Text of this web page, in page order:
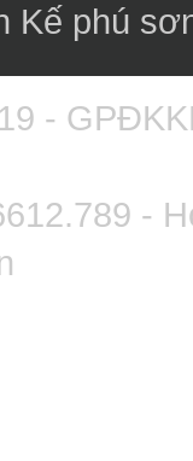
Kế phú
-
-